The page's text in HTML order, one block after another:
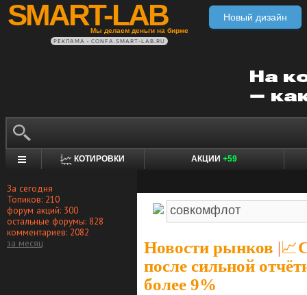
SMART-LAB
Мы делаем деньги на бирже
Новый дизайн
РЕКЛАМА • CONFA.SMART-LAB.RU
КОТИРОВКИ АКЦИИ +59
За сегодня
Топиков: 210
форум акций: 300
остальные форумы: 828
комментариев: 2082
за месяц
Новости рынков |
после сильной
более 9%